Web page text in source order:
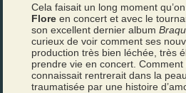
Cela faisait un long moment
Flore en concert et avec le
son excellent dernier album
curieux de voir comment ses
production très bien léchée, très
prendre vie en concert. Comment
connaissait rentrerait dans la
traumatisée par une histoire